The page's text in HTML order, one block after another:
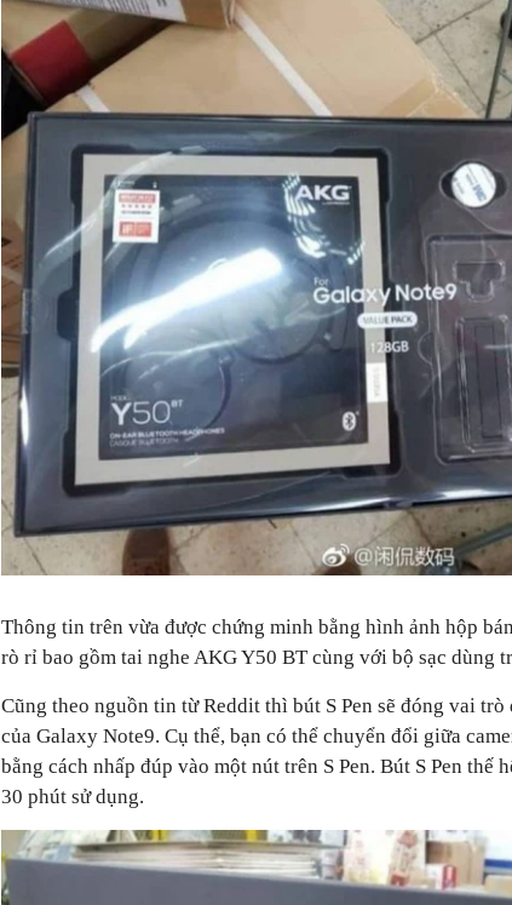
Thông tin trên vừa được chứng minh bằng hình ảnh hộp
rò rỉ bao gồm tai nghe AKG Y50 BT cùng với bộ sạc dùng
Cũng theo nguồn tin từ Reddit thì bút S Pen sẽ đóng vai
của Galaxy Note9. Cụ thể, bạn có thể chuyển đổi giữa
bằng cách nhấp đúp vào một nút trên S Pen. Bút S Pen thế
30 phút sử dụng.